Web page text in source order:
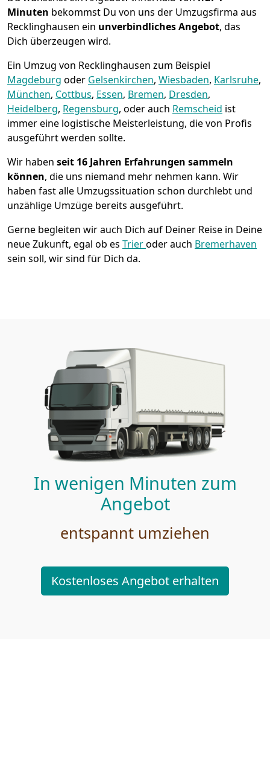
Minuten bekommst Du von uns der Umzugsfirma aus
Recklinghausen ein unverbindliches Angebot, das
Dich überzeugen wird.
Ein Umzug von Recklinghausen zum Beispiel
Magdeburg oder Gelsenkirchen, Wiesbaden, Karlsruhe,
München, Cottbus, Essen, Bremen, Dresden,
Heidelberg, Regensburg, oder auch Remscheid ist
immer eine logistische Meisterleistung, die von Profis
ausgeführt werden sollte.
Wir haben seit 16 Jahren Erfahrungen sammeln
können, die uns niemand mehr nehmen kann. Wir
haben fast alle Umzugssituation schon durchlebt und
unzählige Umzüge bereits ausgeführt.
Gerne begleiten wir auch Dich auf Deiner Reise in Deine
neue Zukunft, egal ob es Trieroder auch Bremer­haven
sein soll, wir sind für Dich da.
In wenigen Minuten zum
Angebot
entspannt umziehen
Kostenloses Angebot erhalten